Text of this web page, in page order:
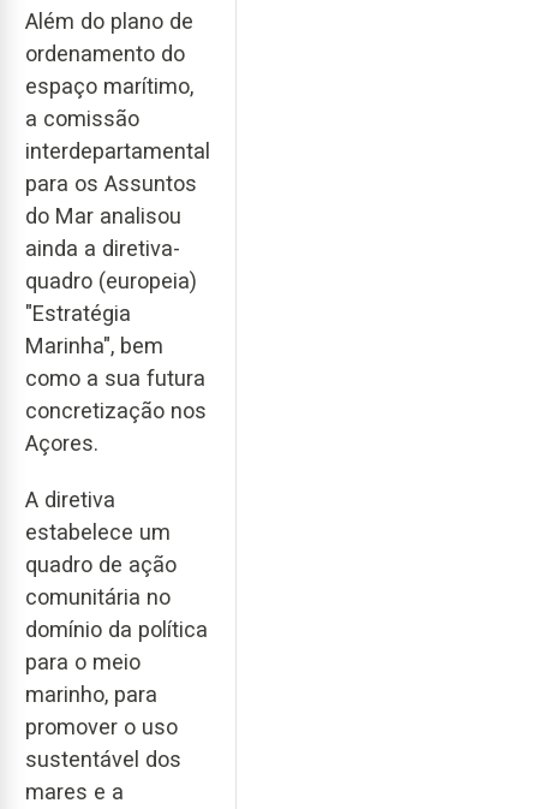
Além do plano de
ordenamento do
espaço marítimo,
a comissão
interdepartamental
para os Assuntos
do Mar analisou
ainda a diretiva-
quadro (europeia)
"Estratégia
Marinha", bem
como a sua futura
concretização nos
Açores.
A diretiva
estabelece um
quadro de ação
comunitária no
domínio da política
para o meio
marinho, para
promover o uso
sustentável dos
mares e a